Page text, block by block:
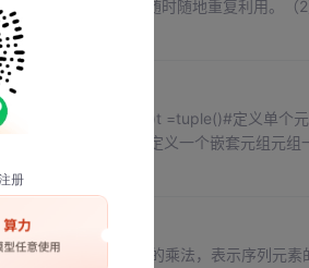
封装在函数内，可供随时随地重复利用。（
= 0count += 1print(f"字符串{date}的
数据#定义空元组t = ( )t =tuple()#定义单个
定义集合set1 = (a)#定义一个嵌套元组元组
个类型的对象与整数的乘法，表示序列元